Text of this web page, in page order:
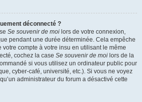
déconnecté ?
Se souvenir de moi lors de votre connexion,
pendant une durée déterminée. Cela empêche
votre compte à votre insu en utilisant le même
cochez la case Se souvenir de moi lors de la
si vous utilisez un ordinateur public pour
cyber-café, université, etc.). Si vous ne voyez
administrateur du forum a désactivé cette